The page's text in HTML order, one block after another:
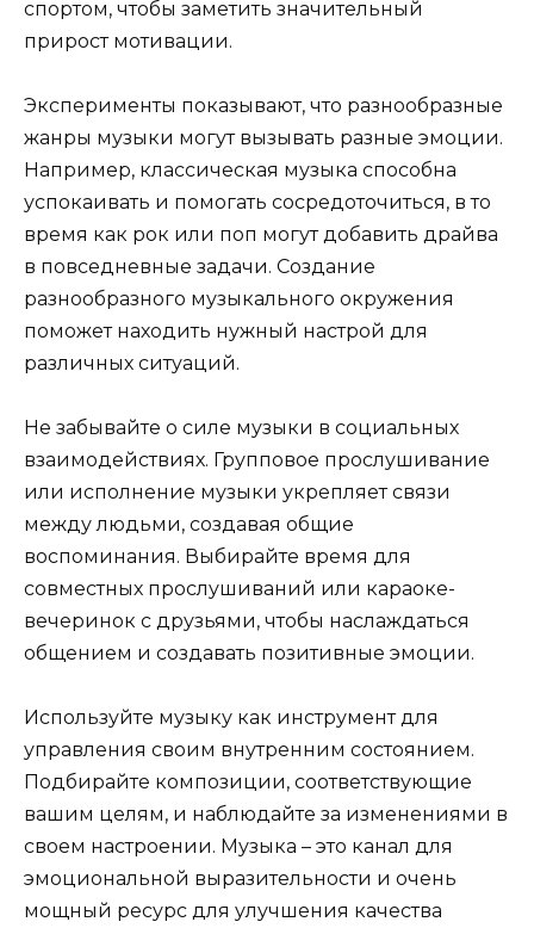
спортом, чтобы заметить значительный
прирост мотивации.
Эксперименты показывают, что разнообразные
жанры музыки могут вызывать разные эмоции.
Например, классическая музыка способна
успокаивать и помогать сосредоточиться, в то
время как рок или поп могут добавить драйва
в повседневные задачи. Создание
разнообразного музыкального окружения
поможет находить нужный настрой для
различных ситуаций.
Не забывайте о силе музыки в социальных
взаимодействиях. Групповое прослушивание
или исполнение музыки укрепляет связи
между людьми, создавая общие
воспоминания. Выбирайте время для
совместных прослушиваний или караоке-
вечеринок с друзьями, чтобы наслаждаться
общением и создавать позитивные эмоции.
Используйте музыку как инструмент для
управления своим внутренним состоянием.
Подбирайте композиции, соответствующие
вашим целям, и наблюдайте за изменениями в
своем настроении. Музыка – это канал для
эмоциональной выразительности и очень
мощный ресурс для улучшения качества